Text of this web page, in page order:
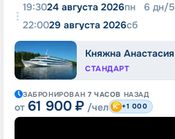
19:3024 августа 2026пн 6 дн/5
22:0029 августа 2026сб
Княжна Анастасия
СТАНДАРТ
ЗАБРОНИРОВАН 7 ЧАСОВ НАЗАД
от 61 900 ₽ /чел +1 000